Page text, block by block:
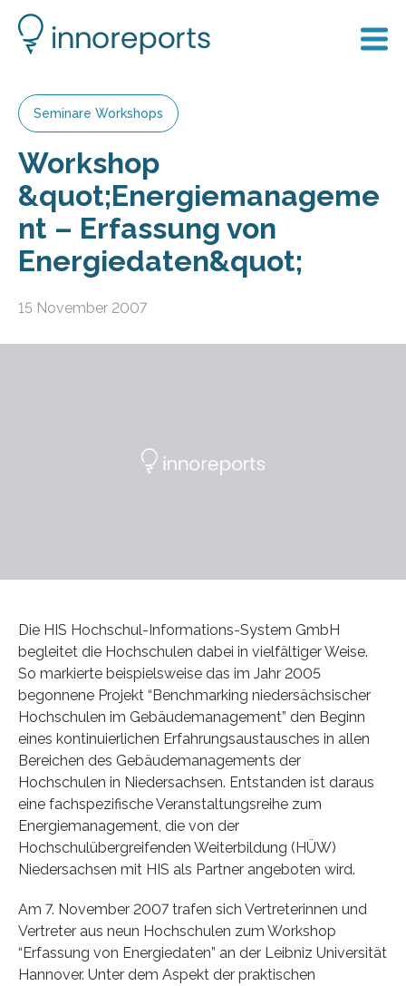
Seminare Workshops
Workshop
&quot;Energiemanageme
nt – Erfassung von
Energiedaten&quot;
15 November 2007
Die HIS Hochschul-Informations-System GmbH
begleitet die Hochschulen dabei in vielfältiger Weise.
So markierte beispielsweise das im Jahr 2005
begonnene Projekt “Benchmarking niedersächsischer
Hochschulen im Gebäudemanagement” den Beginn
eines kontinuierlichen Erfahrungsaustausches in allen
Bereichen des Gebäudemanagements der
Hochschulen in Niedersachsen. Entstanden ist daraus
eine fachspezifische Veranstaltungsreihe zum
Energiemanagement, die von der
Hochschulübergreifenden Weiterbildung (HÜW)
Niedersachsen mit HIS als Partner angeboten wird.
Am 7. November 2007 trafen sich Vertreterinnen und
Vertreter aus neun Hochschulen zum Workshop
“Erfassung von Energiedaten” an der Leibniz Universität
Hannover. Unter dem Aspekt der praktischen